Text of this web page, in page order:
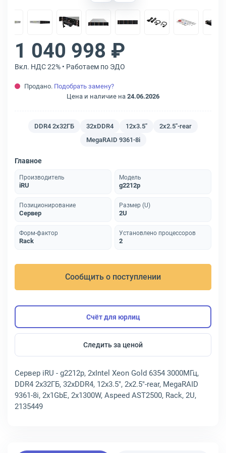
1 040 998 ₽
Вкл. НДС 22% • Работаем по ЭДО
Продано. Подобрать замену?
Цена и наличие на 24.06.2026
DDR4 2x32ГБ 32хDDR4 12x3.5"
2x2.5"-rear
MegaRAID 9361-8i
Главное
Производитель
iRU
Модель
g2212p
Позиционирование
Сервер
Размер (U)
2U
Форм-фактор
Rack
Установлено процессоров
2
Сообщить о поступлении
Счёт для юрлиц
Следить за ценой
Сервер iRU - g2212p, 2xIntel Xeon Gold 6354 3000МГц,
DDR4 2x32ГБ, 32хDDR4, 12x3.5", 2x2.5"-rear, MegaRAID
9361-8i, 2x1GbE, 2x1300W, Aspeed AST2500, Rack, 2U,
2135449